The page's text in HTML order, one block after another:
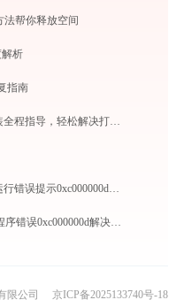
帮你释放空间
析
指南
爱普生L1258打印机驱动下载安装全程指导，轻松解决打印问题
WPS Office错误报告 transerr.exe运行错误提示0xc000000d的解决办法
打印服务程序splwow64.exe应用程序错误0xc000000d解决方法
限公司 京ICP备2025133740号-18